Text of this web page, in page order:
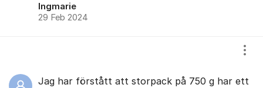
Ingmarie
29 Feb 2024
Jag har förstått att storpack på 750 g har ett